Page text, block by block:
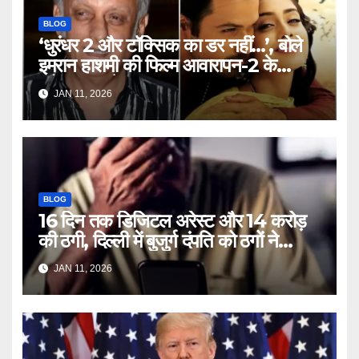
BLOG
‘धुरंधर 2 और टॉक्सिक का डर नहीं…’, बोले
इमरान हाशमी की फिल्म आवारापन-2 के
प्रोड्यूसर मुकेश भट्ट – Mukesh
Bhatt on Emraan Hashmi
Awarapan 2 delay release
date tmovg
JAN 11, 2026
BLOG
16 दिन तक डिजिटल अरेस्ट और 14 करोड़
की ठगी, दिल्ली में बुजुर्ग दंपति को ठगों ने
लगाया चूना – Delhi Cyber Fraud
elderly couple digital arrest
duped crores ntc rttm
JAN 11, 2026